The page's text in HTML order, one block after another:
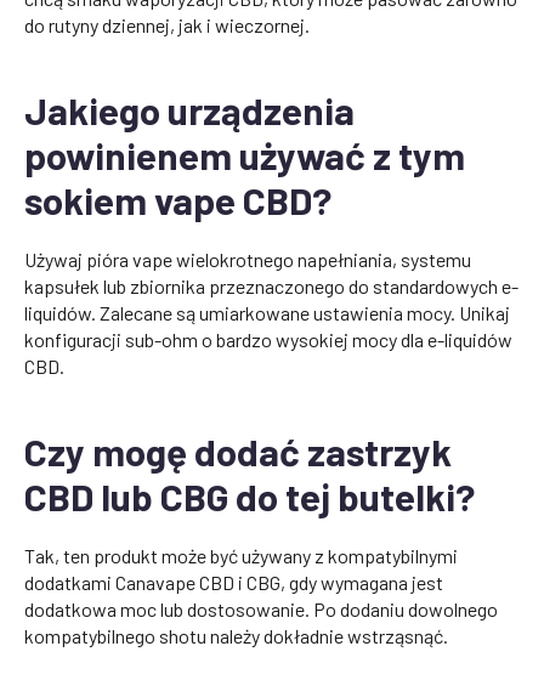
do rutyny dziennej, jak i wieczornej.
Jakiego urządzenia
powinienem używać z tym
sokiem vape CBD?
Używaj pióra vape wielokrotnego napełniania, systemu
kapsułek lub zbiornika przeznaczonego do standardowych e-
liquidów. Zalecane są umiarkowane ustawienia mocy. Unikaj
konfiguracji sub-ohm o bardzo wysokiej mocy dla e-liquidów
CBD.
Czy mogę dodać zastrzyk
CBD lub CBG do tej butelki?
Tak, ten produkt może być używany z kompatybilnymi
dodatkami Canavape CBD i CBG, gdy wymagana jest
dodatkowa moc lub dostosowanie. Po dodaniu dowolnego
kompatybilnego shotu należy dokładnie wstrząsnąć.